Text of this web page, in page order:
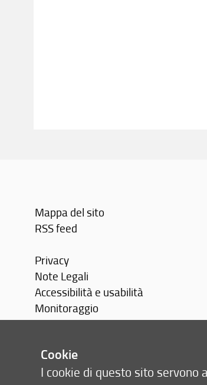
Mappa del sito
RSS feed
Privacy
Note Legali
Accessibilità e usabilità
Monitoraggio
Cookie
I cookie di questo sito servono